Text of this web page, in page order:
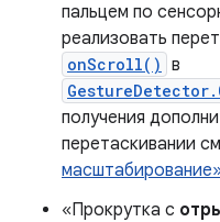
пальцем по
реализовать
onScroll() в
получения
перетаскивании
«Прокрутка с